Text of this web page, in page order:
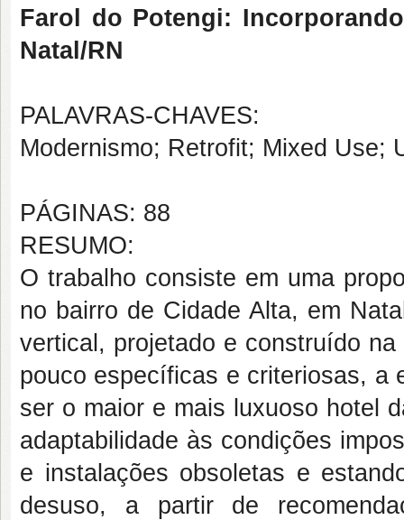
Farol do Potengi:
Natal/RN
PALAVRAS-CHAVES:
Modernismo; Retrofit; Mixed Use;
PÁGINAS: 88
RESUMO:
O trabalho consiste em uma
no bairro de Cidade Alta, em
vertical, projetado e construído
pouco específicas e criteriosas, a
ser o maior e mais luxuoso hotel
adaptabilidade às condições
e instalações obsoletas e
desuso, a partir de